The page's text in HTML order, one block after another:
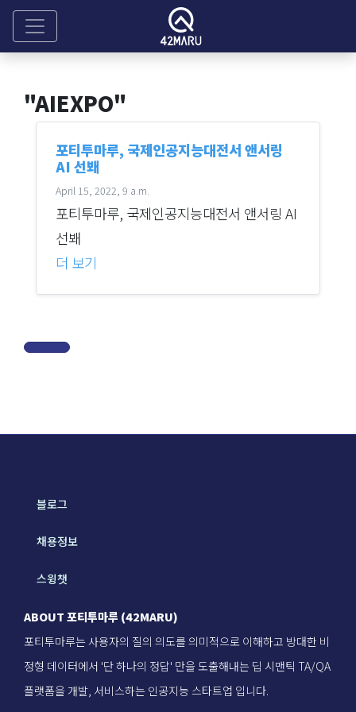
"AIEXPO"
포티투마루, 국제인공지능대전서 앤서링
AI 선봬
April 15, 2022, 9 a.m.
포티투마루, 국제인공지능대전서 앤서링 AI
선봬
더 보기
블로그
채용정보
스윙챗
ABOUT 포티투마루 (42MARU)
포티투마루는 사용자의 질의 의도를 의미적으로 이해하고 방대한 비
정형 데이터에서 '단 하나의 정답' 만을 도출해내는 딥 시맨틱 TA/QA
플랫폼을 개발, 서비스하는 인공지능 스타트업 입니다.